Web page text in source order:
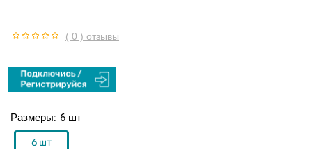
( 0 ) отзывы
Размеры 6 шт
6 шт